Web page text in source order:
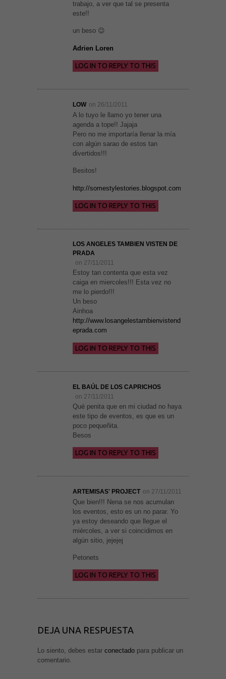
trabajo, a ver que tal se presenta
este!!
un beso 😉
Adrien Loren
LOG IN TO REPLY TO THIS
LOW on 26/11/2011
A lo tuyo le llamo yo tener una
agenda a tope!! Jajaja
Pero no me importaría llenar la mía
con algún sarao de estos tan
divertidos!!!
Besitos!
http://somestylestories.blogspot.com
LOG IN TO REPLY TO THIS
LOS ANGELES TAMBIEN VISTEN DE
PRADA
on 27/11/2011
Estoy tan contenta que esta vez
caiga en miercoles!!! Esta vez no
me lo pierdo!!!
Un beso
Ainhoa
http://www.losangelestambienvistend
eprada.com
LOG IN TO REPLY TO THIS
EL BAÚL DE LOS CAPRICHOS
on 27/11/2011
Qué penita que en mi ciudad no haya
este tipo de eventos, es que es un
poco pequeñita.
Besos
LOG IN TO REPLY TO THIS
ARTEMISAS' PROJECT on 27/11/2011
Que bien!!! Nena se nos acumulan
los eventos, esto es un no parar. Yo
ya estoy deseando que llegue el
miércoles, a ver si coincidimos en
algún sitio, jejejej
Petonets
LOG IN TO REPLY TO THIS
DEJA UNA RESPUESTA
Lo siento, debes estar conectado para publicar un
comentario.